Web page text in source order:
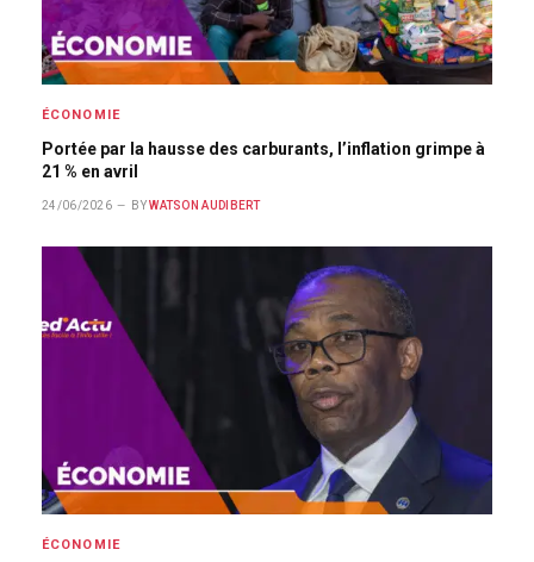
ÉCONOMIE
Portée par la hausse des carburants, l’inflation grimpe à
21 % en avril
24/06/2026 BY WATSON AUDIBERT
ÉCONOMIE